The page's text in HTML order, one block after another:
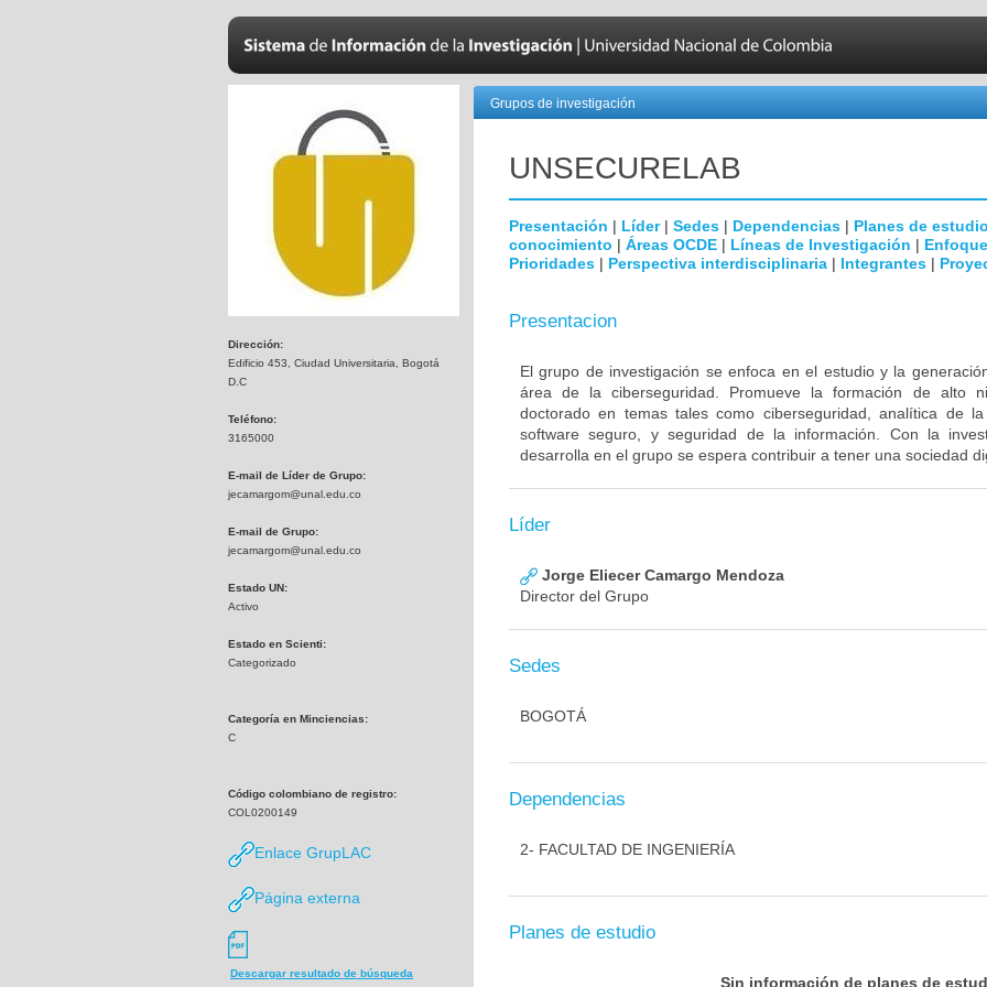
Dirección:
Edificio 453, Ciudad Universitaria, Bogotá
D.C
Teléfono:
3165000
E-mail de Líder de Grupo:
jecamargom@unal.edu.co
E-mail de Grupo:
jecamargom@unal.edu.co
Estado UN:
Activo
Estado en Scienti:
Categorizado
Categoría en Minciencias:
C
Código colombiano de registro:
COL0200149
Enlace GrupLAC
Página externa
Descargar resultado de búsqueda
Grupos de investigación
UNSECURELAB
Presentación | Líder| Sedes | Dependencias | Planes de
conocimiento | Áreas OCDE | Líneas de Investigación |
Prioridades | Perspectiva interdisciplinaria | Integrantes |
Presentacion
El grupo de investigación se enfoca en el estudio y la
área de la ciberseguridad. Promueve la formación de alto
doctorado en temas tales como ciberseguridad, analítica de
software seguro, y seguridad de la información. Con la
desarrolla en el grupo se espera contribuir a tener una sociedad
Líder
Jorge Eliecer Camargo Mendoza
Director del Grupo
Sedes
BOGOTÁ
Dependencias
2- FACULTAD DE INGENIERÍA
Planes de estudio
Sin información de planes de